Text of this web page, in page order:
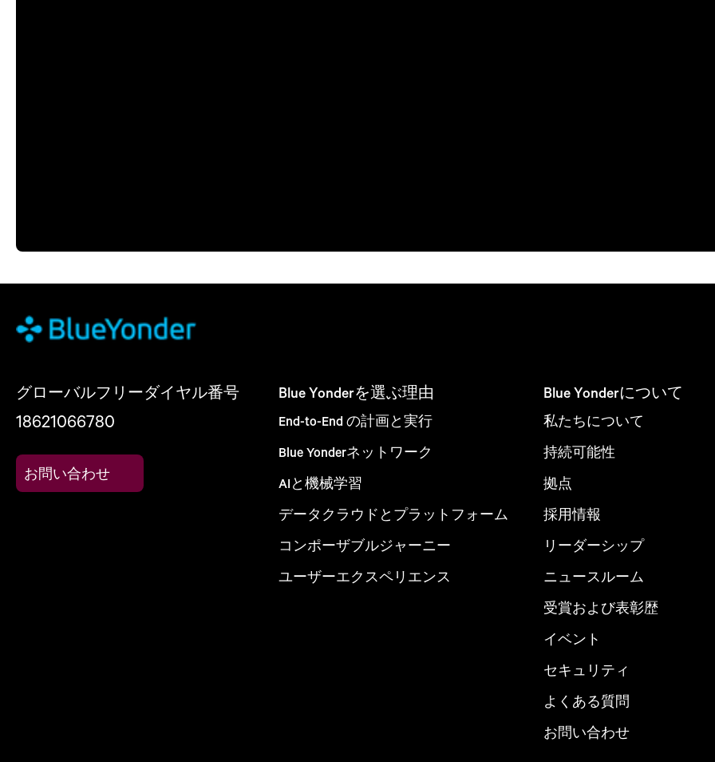
グローバルフリーダイヤル番号
18621066780
お問い合わせ
Blue Yonderを選ぶ理由
End-to-End の計画と実行
Blue Yonderネットワーク
AIと機械学習
データクラウドとプラットフォーム
コンポーザブルジャーニー
ユーザーエクスペリエンス
Blue Yonderについて
私たちについて
持続可能性
拠点
採用情報
リーダーシップ
ニュースルーム
受賞および表彰歴
イベント
セキュリティ
よくある質問
お問い合わせ